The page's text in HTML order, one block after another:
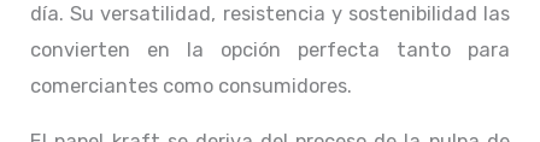
día. Su versatilidad, resistencia y sostenibilidad las
convierten en la opción perfecta tanto para
comerciantes como consumidores.